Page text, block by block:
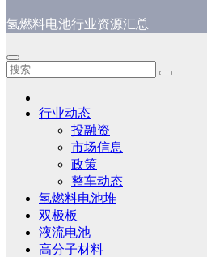
氢燃料电池行业资源汇总
行业动态
投融资
市场信息
政策
整车动态
氢燃料电池堆
双极板
液流电池
高分子材料